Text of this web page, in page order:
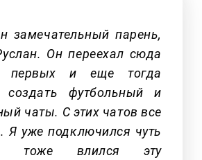
замечательный парень,
Он переехал сюда
первых и еще тогда
создать футбольный и
чаты. С этих чатов все
Я уже подключился чуть
тоже влился эту